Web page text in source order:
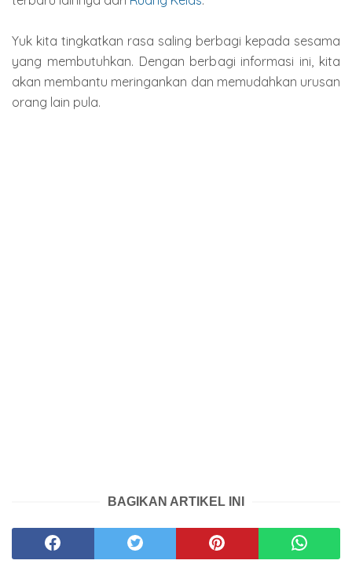
Yuk kita tingkatkan rasa saling berbagi kepada sesama
yang membutuhkan. Dengan berbagi informasi ini, kita
akan membantu meringankan dan memudahkan urusan
orang lain pula.
BAGIKAN ARTIKEL INI